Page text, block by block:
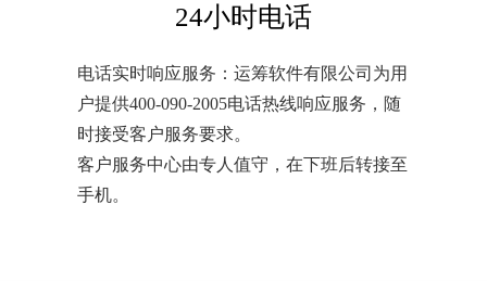
24小时电话
电话实时响应服务：运筹软件有限公司为用
户提供400-090-2005电话热线响应服务，随
时接受客户服务要求。
客户服务中心由专人值守，在下班后转接至
手机。